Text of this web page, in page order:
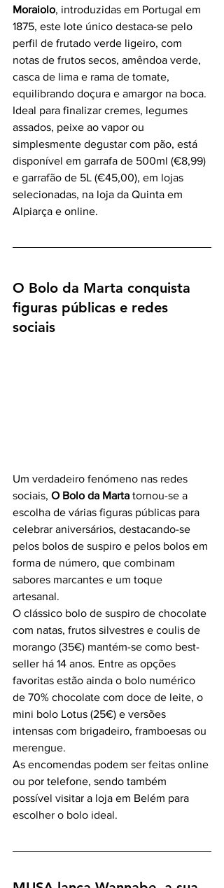
Moraiolo, introduzidas em Portugal em
1875, este lote único destaca-se pelo
perfil de frutado verde ligeiro, com
notas de frutos secos, amêndoa verde,
casca de lima e rama de tomate,
equilibrando doçura e amargor na boca.
Ideal para finalizar cremes, legumes
assados, peixe ao vapor ou
simplesmente degustar com pão, está
disponível em garrafa de 500ml (€8,99)
e garrafão de 5L (€45,00), em lojas
selecionadas, na loja da Quinta em
Alpiarça e online.
O Bolo da Marta conquista
figuras públicas e redes
sociais
Um verdadeiro fenómeno nas redes
sociais, O Bolo da Marta tornou-se a
escolha de várias figuras públicas para
celebrar aniversários, destacando-se
pelos bolos de suspiro e pelos bolos em
forma de número, que combinam
sabores marcantes e um toque
artesanal.
O clássico bolo de suspiro de chocolate
com natas, frutos silvestres e coulis de
morango (35€) mantém-se como best-
seller há 14 anos. Entre as opções
favoritas estão ainda o bolo numérico
de 70% chocolate com doce de leite, o
mini bolo Lotus (25€) e versões
intensas com brigadeiro, framboesas ou
merengue.
As encomendas podem ser feitas online
ou por telefone, sendo também
possível visitar a loja em Belém para
escolher o bolo ideal.